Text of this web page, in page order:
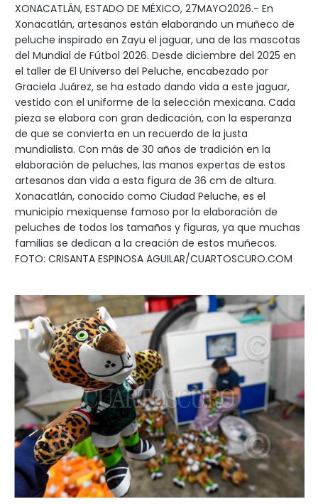
XONACATLÁN, ESTADO DE MÉXICO, 27MAYO2026.- En
Xonacatlán, artesanos están elaborando un muñeco de
peluche inspirado en Zayu el jaguar, una de las mascotas
del Mundial de Fútbol 2026. Desde diciembre del 2025 en
el taller de El Universo del Peluche, encabezado por
Graciela Juárez, se ha estado dando vida a este jaguar,
vestido con el uniforme de la selección mexicana. Cada
pieza se elabora con gran dedicación, con la esperanza
de que se convierta en un recuerdo de la justa
mundialista. Con más de 30 años de tradición en la
elaboración de peluches, las manos expertas de estos
artesanos dan vida a esta figura de 36 cm de altura.
Xonacatlán, conocido como Ciudad Peluche, es el
municipio mexiquense famoso por la elaboración de
peluches de todos los tamaños y figuras, ya que muchas
familias se dedican a la creación de estos muñecos.
FOTO: CRISANTA ESPINOSA AGUILAR/CUARTOSCURO.COM